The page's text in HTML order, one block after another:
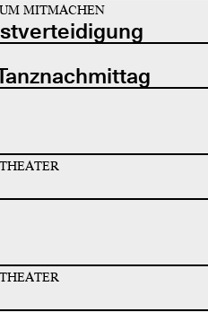
MITMACHEN